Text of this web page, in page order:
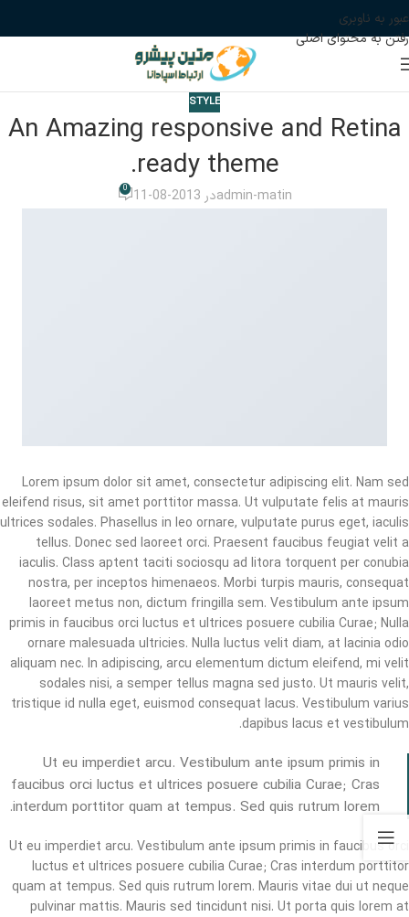
عبور به ناوبری
رفتن به محتوای اصلی
STYLE
An Amazing responsive and Retina
ready theme.
admin-matinدر 2013-08-11 0
Lorem ipsum dolor sit amet, consectetur adipiscing elit. Nam sed
eleifend risus, sit amet porttitor massa. Ut vulputate felis at mauris
ultrices sodales. Phasellus in leo ornare, vulputate purus eget, iaculis
tellus. Donec sed laoreet orci. Praesent faucibus feugiat velit a
iaculis. Class aptent taciti sociosqu ad litora torquent per conubia
nostra, per inceptos himenaeos. Morbi turpis mauris, consequat
laoreet metus non, dictum fringilla sem. Vestibulum ante ipsum
primis in faucibus orci luctus et ultrices posuere cubilia Curae; Nulla
ornare malesuada ultricies. Nulla luctus velit diam, at lacinia odio
aliquam nec. In adipiscing, arcu elementum dictum eleifend, mi velit
sodales nisi, a semper tellus magna sed justo. Ut mauris velit,
tristique id nulla eget, euismod consequat lacus. Vestibulum varius
dapibus lacus et vestibulum.
Ut eu imperdiet arcu. Vestibulum ante ipsum primis in
faucibus orci luctus et ultrices posuere cubilia Curae; Cras
interdum porttitor quam at tempus. Sed quis rutrum lorem.
Ut eu imperdiet arcu. Vestibulum ante ipsum primis in faucibus orci
luctus et ultrices posuere cubilia Curae; Cras interdum porttitor
quam at tempus. Sed quis rutrum lorem. Mauris vitae dui ut neque
pulvinar mattis. Mauris sed tincidunt nisi. Ut porta quis lorem at